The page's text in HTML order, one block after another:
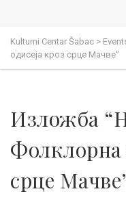
Kulturni Centar Šabac >
одисеја кроз срце Мачве”
Изложба
Фолклорна
срце